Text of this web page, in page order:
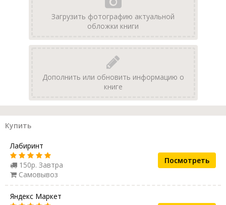
Загрузить фотографию актуальной
обложки книги
Дополнить или обновить информацию о
книге
Купить
Лабиринт
150р. Завтра
Самовывоз
Посмотреть
Яндекс Маркет